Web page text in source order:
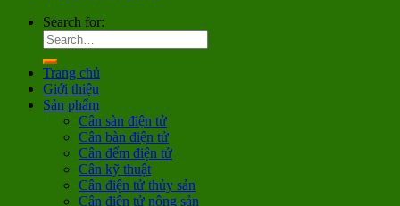
Search for:
Trang chủ
Giới thiệu
Sản phẩm
Cân sàn điện tử
Cân bàn điện tử
Cân đếm điện tử
Cân kỹ thuật
Cân điện tử thủy sản
Cân điện tử nông sản